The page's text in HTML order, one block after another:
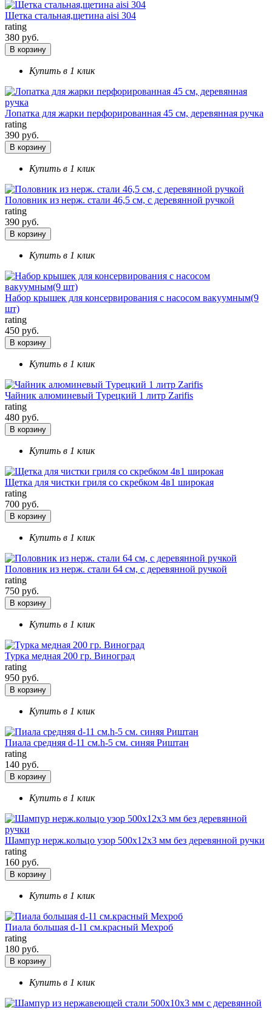
Щетка стальная,щетина aisi 304
rating
380 руб.
В корзину
Купить в 1 клик
Лопатка для жарки перфорированная 45 см, деревянная ручка
rating
390 руб.
В корзину
Купить в 1 клик
Половник из нерж. стали 46,5 см, с деревянной ручкой
rating
390 руб.
В корзину
Купить в 1 клик
Набор крышек для консервирования с насосом вакуумным(9
шт)
rating
450 руб.
В корзину
Купить в 1 клик
Чайник алюминевый Турецкий 1 литр Zarifis
rating
480 руб.
В корзину
Купить в 1 клик
Щетка для чистки гриля со скребком 4в1 широкая
rating
700 руб.
В корзину
Купить в 1 клик
Половник из нерж. стали 64 см, с деревянной ручкой
rating
750 руб.
В корзину
Купить в 1 клик
Турка медная 200 гр. Виноград
rating
950 руб.
В корзину
Купить в 1 клик
Пиала средняя d-11 см.h-5 см. синяя Риштан
rating
140 руб.
В корзину
Купить в 1 клик
Шампур нерж.кольцо узор 500х12х3 мм без деревянной ручки
rating
160 руб.
В корзину
Купить в 1 клик
Пиала большая d-11 см.красный Мехроб
rating
180 руб.
В корзину
Купить в 1 клик